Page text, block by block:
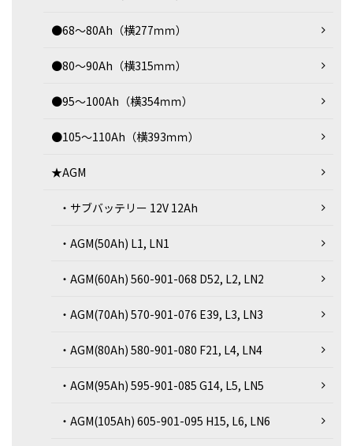
●68～80Ah（横277ｍｍ）
●80～90Ah（横315ｍｍ）
●95～100Ah（横354ｍｍ）
●105～110Ah（横393ｍｍ）
★AGM
・サブバッテリー 12V 12Ah
・AGM(50Ah) L1, LN1
・AGM(60Ah) 560-901-068 D52, L2, LN2
・AGM(70Ah) 570-901-076 E39, L3, LN3
・AGM(80Ah) 580-901-080 F21, L4, LN4
・AGM(95Ah) 595-901-085 G14, L5, LN5
・AGM(105Ah) 605-901-095 H15, L6, LN6